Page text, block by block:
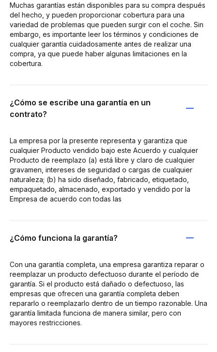
Muchas garantías están disponibles para su compra después
del hecho, y pueden proporcionar cobertura para una
variedad de problemas que pueden surgir con el coche. Sin
embargo, es importante leer los términos y condiciones de
cualquier garantía cuidadosamente antes de realizar una
compra, ya que puede haber algunas limitaciones en la
cobertura.
¿Cómo se escribe una garantía en un
contrato?
La empresa por la presente representa y garantiza que
cualquier Producto vendido bajo este Acuerdo y cualquier
Producto de reemplazo (a) está libre y claro de cualquier
gravamen, intereses de seguridad o cargas de cualquier
naturaleza; (b) ha sido diseñado, fabricado, etiquetado,
empaquetado, almacenado, exportado y vendido por la
Empresa de acuerdo con todas las
¿Cómo funciona la garantía?
Con una garantía completa, una empresa garantiza reparar o
reemplazar un producto defectuoso durante el período de
garantía. Si el producto está dañado o defectuoso, las
empresas que ofrecen una garantía completa deben
repararlo o reemplazarlo dentro de un tiempo razonable. Una
garantía limitada funciona de manera similar, pero con
mayores restricciones.